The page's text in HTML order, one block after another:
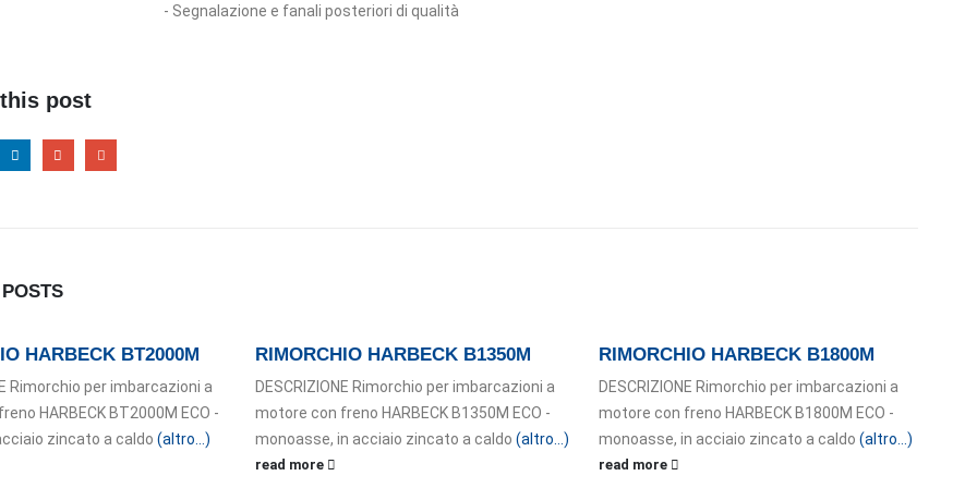
- Segnalazione e fanali posteriori di qualità
post
POSTS
HARBECK BT2000M
Rimorchio per imbarcazioni a
HARBECK BT2000M ECO -
zincato a caldo(altro…)
RIMORCHIO HARBECK B1350M
DESCRIZIONE Rimorchio per imbarcazioni a
motore con freno HARBECK B1350M ECO -
monoasse, in acciaio zincato a caldo(altro…)
read more
RIMORCHIO HARBECK B1800M
DESCRIZIONE Rimorchio per imbarcazioni a
motore con freno HARBECK B1800M ECO -
monoasse, in acciaio zincato a caldo (altro…)
read more